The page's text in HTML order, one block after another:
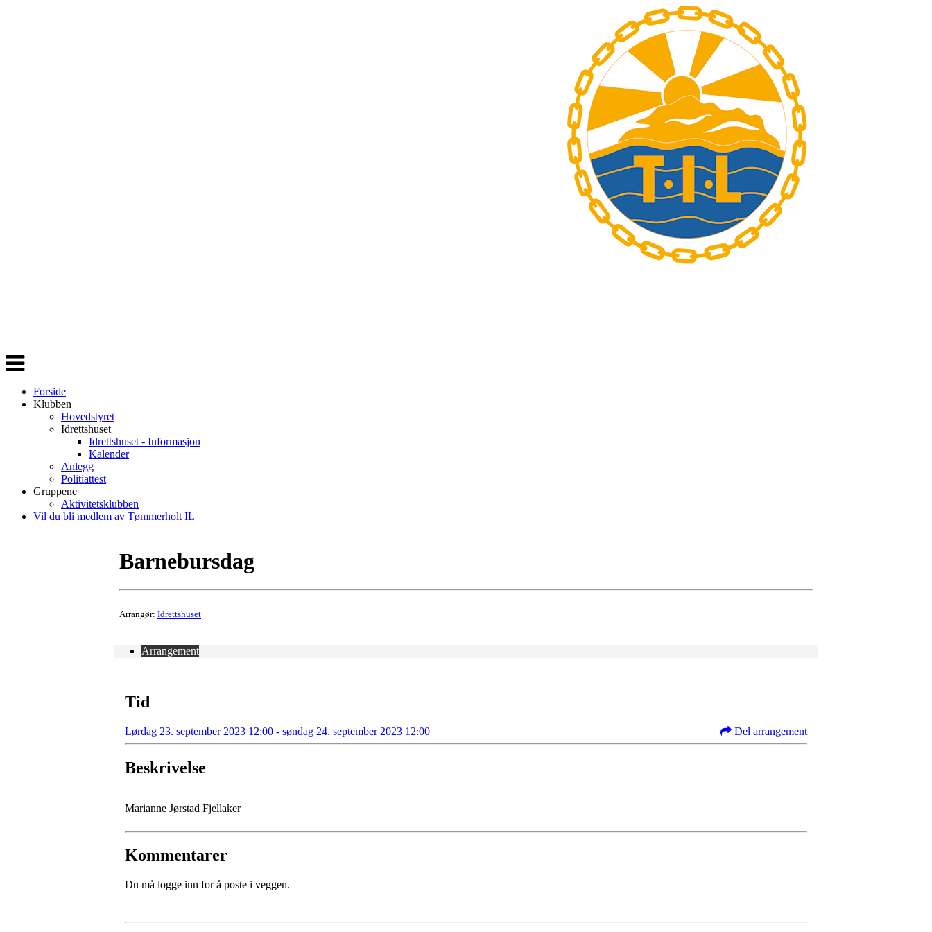
Veksle
navigasjon
Forside
Klubben
Hovedstyret
Idrettshuset
Idrettshuset - Informasjon
Kalender
Anlegg
Politiattest
Gruppene
Aktivitetsklubben
Vil du bli medlem av Tømmerholt IL
Barnebursdag
Arrangør: Idrettshuset
Arrangement
Tid
Lørdag 23. september 2023 12:00 - søndag 24. september 2023 12:00 Del arrangement
Beskrivelse
Marianne Jørstad Fjellaker
Kommentarer
Du må logge inn for å poste i veggen.